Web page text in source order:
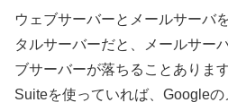
ウェブサーバーとメールサーバ
タルサーバーだと、メールサー
ブサーバーが落ちることありま
Suiteを使っていれば、Google